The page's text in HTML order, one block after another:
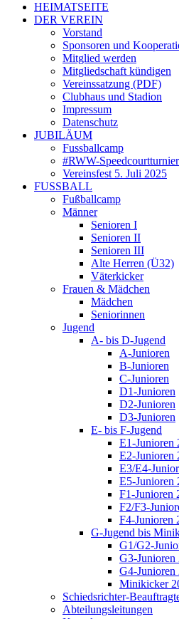
HEIMATSEITE
DER VEREIN
Vorstand
Sponsoren und
Mitglied werden
Mitgliedschaft kündigen
Vereinssatzung (PDF)
Clubhaus und Stadion
Impressum
Datenschutz
JUBILÄUM
Fussballcamp
#RWW-Speedcourtturnier
Vereinsfest 5. Juli 2025
FUSSBALL
Fußballcamp
Männer
Senioren I
Senioren II
Senioren III
Alte Herren (Ü32)
Väterkicker
Frauen & Mädchen
Mädchen
Seniorinnen
Jugend
A- bis D-Jugend
A-Junioren
B-Junioren
C-Junioren
D1-Junioren
D2-Junioren
D3-Junioren
E- bis F-Jugend
E1-Junioren
E2-Junioren
E3/E4-
E5-Junioren
F1-Junioren
F2/F3-
F4-Junioren
G-Jugend bis
G1/G2-
G3-Junioren
G4-Junioren
Minikicker
Schiedsrichter-
Abteilungsleitungen